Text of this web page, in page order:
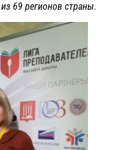
69 регионов страны.